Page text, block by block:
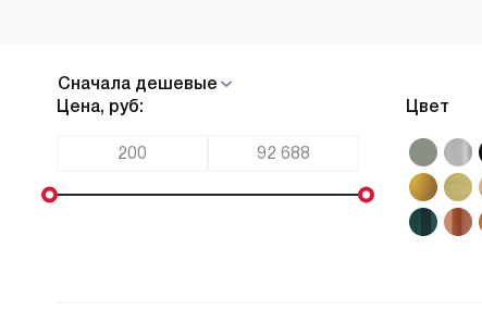
Cначала дешевые
Цена, руб: Цвет